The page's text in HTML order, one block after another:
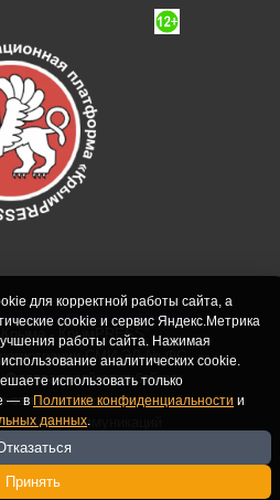
Крыма - КрымPRESS".
регистрации СМИ ЭЛ № ФС
Федеральной службой по
связи, информационных
коммуникаций
Учредитель и
Крутских С.М. Почта:
Телефон Редакции:
для корректной работы сайта, а
cookie и сервис Яндекс.Метрика
работы сайта. Нажимая
аналитических cookie.
использовать только
— в Политике конфиденциальности и
данных.
Принять